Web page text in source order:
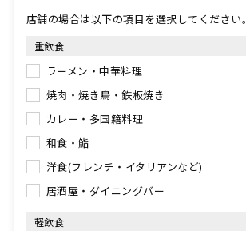
店舗の場合は以下の項目を選択してください。
重飲食
ラーメン・中華料理
焼肉・焼き鳥・鉄板焼き
カレー・多国籍料理
和食・鮨
洋食(フレンチ・イタリアンなど)
居酒屋・ダイニングバー
軽飲食